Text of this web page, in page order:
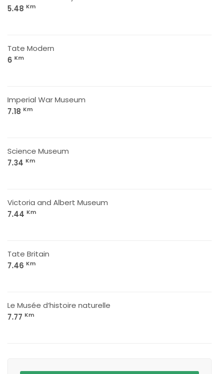
5.48 Km
Tate Modern
6 Km
Imperial War Museum
7.18 Km
Science Museum
7.34 Km
Victoria and Albert Museum
7.44 Km
Tate Britain
7.46 Km
Le Musée d’histoire naturelle
7.77 Km